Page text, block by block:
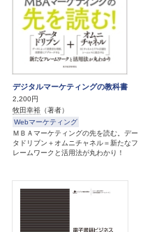
デジタルマーケティングの教科書
2,200円
牧田幸裕 （著者）
Webマーケティング
ＭＢＡマーケティングの先を読む。デー
タドリブン＋オムニチャネル＝新たなフ
レームワークと活用法が丸わかり！